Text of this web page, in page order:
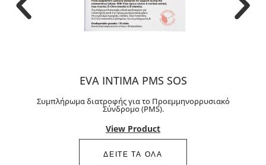
EVA INTIMA PMS SOS
Συμπλήρωμα διατροφής για το Προεμμηνορρυσιακό
Σύνδρομο (PMS).
View Product
ΔΕΙΤΕ ΤΑ ΟΛΑ